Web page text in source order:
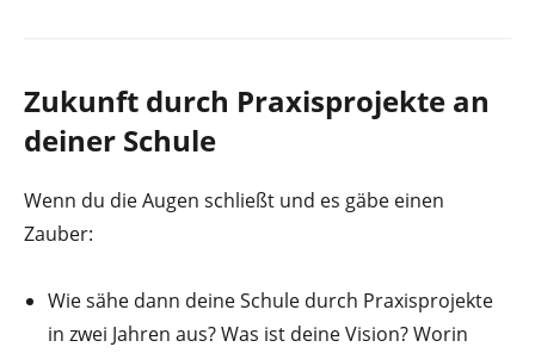
Zukunft durch Praxisprojekte an
deiner Schule
Wenn du die Augen schließt und es gäbe einen
Zauber:
Wie sähe dann deine Schule durch Praxisprojekte
in zwei Jahren aus? Was ist deine Vision? Worin